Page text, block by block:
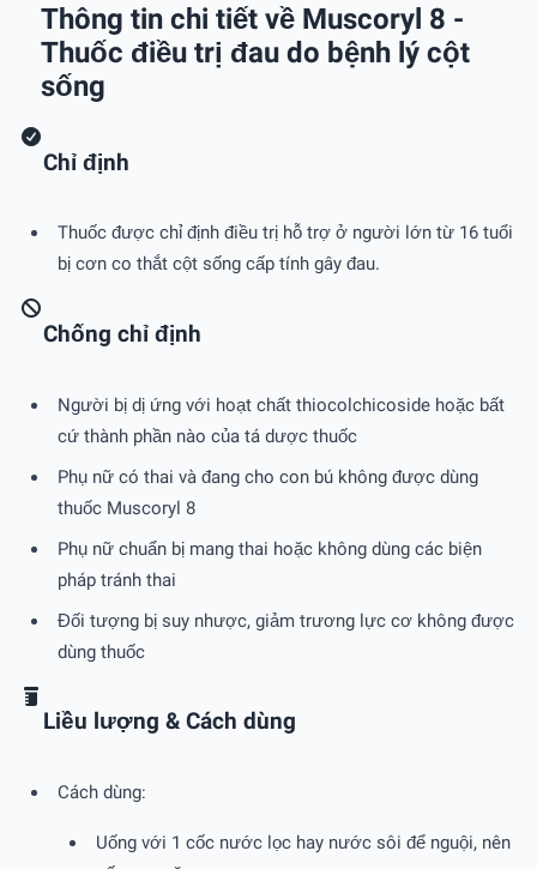
Thông tin chi tiết về Muscoryl 8 -
Thuốc điều trị đau do bệnh lý cột
sống
Chỉ định
Thuốc được chỉ định điều trị hỗ trợ ở người lớn từ 16 tuổi
bị cơn co thắt cột sống cấp tính gây đau.
Chống chỉ định
Người bị dị ứng với hoạt chất thiocolchicoside hoặc bất
cứ thành phần nào của tá dược thuốc
Phụ nữ có thai và đang cho con bú không được dùng
thuốc Muscoryl 8
Phụ nữ chuẩn bị mang thai hoặc không dùng các biện
pháp tránh thai
Đối tượng bị suy nhược, giảm trương lực cơ không được
dùng thuốc
Liều lượng & Cách dùng
Cách dùng:
Uống với 1 cốc nước lọc hay nước sôi để nguội, nên